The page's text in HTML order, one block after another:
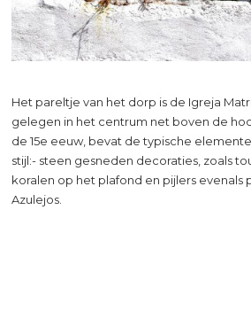
Het pareltje van het dorp is de Igreja
gelegen in het centrum net boven de
de 15e eeuw, bevat de typische
stijl:- steen gesneden decoraties, zoals
koralen op het plafond en pijlers evenals
Azulejos.